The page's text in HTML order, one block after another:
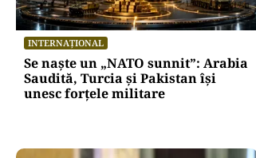
INTERNAȚIONAL
Se naște un „NATO sunnit”: Arabia
Saudită, Turcia și Pakistan își
unesc forțele militare